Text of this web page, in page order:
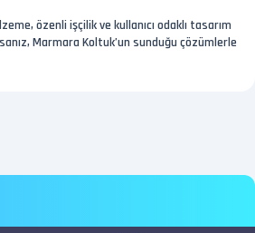
özenli işçilik ve kullanıcı odaklı tasarım
Marmara Koltuk’un sunduğu çözümlerle